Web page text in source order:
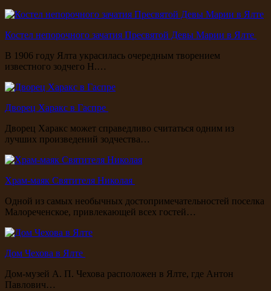
Костел непорочного зачатия Пресвятой Девы Марии в Ялте
В 1906 году Ялта украсилась очередным творением
известного зодчего Н.…
Дворец Харакс в Гаспре
Дворец Харакс может справедливо считаться одним из
лучших произведений зодчества…
Храм-маяк Святителя Николая
Одной из самых необычных достопримечательностей поселка
Малореченское, привлекающей всех гостей…
Дом Чехова в Ялте
Дом-музей А. П. Чехова расположен в Ялте, где Антон
Павлович…